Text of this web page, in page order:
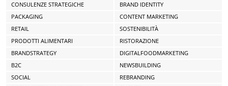
CONSULENZE STRATEGICHE
BRAND IDENTITY
PACKAGING
CONTENT MARKETING
RETAIL
SOSTENIBILITÀ
PRODOTTI ALIMENTARI
RISTORAZIONE
BRANDSTRATEGY
DIGITALFOODMARKETING
B2C
NEWSBUILDING
SOCIAL
REBRANDING